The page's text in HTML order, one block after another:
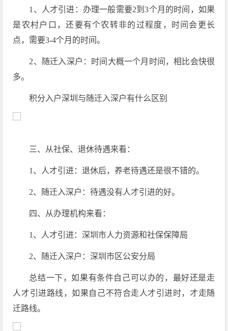
1、人才引进：办理一般需要2到3个月的时间，如果
是农村户口，还要有个农转非的过程度，时间会更长
点，需要3-4个月的时间。
2、随迁入深户：时间大概一个月时间，相比会快很
多。
积分入户深圳与随迁入深户有什么区别
三、从社保、退休待遇来看：
1、人才引进：退休后，养老待遇还是很不错的。
2、随迁入深户：待遇没有人才引进的好。
四、从办理机构来看：
1、人才引进：深圳市人力资源和社保保障局
2、随迁入深户：深圳市区公安分局
总结一下，如果有条件自己可以办的，最好还是走
人才引进路线，如果自己不符合走人才引进时，才走随
迁路线。